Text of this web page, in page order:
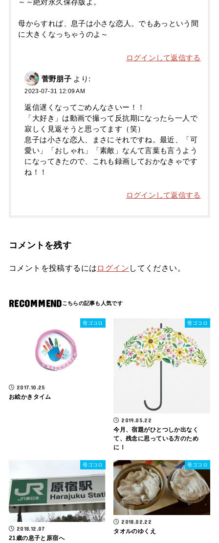
～～絶対永久保存版よ。
母からすれば、息子は小さな恋人。でもあっという間
に大きくなっちゃうのよ～
ログインして返信する
菅野朋子 より:
2023-07-31 12:09 AM
返信遅くなってごめんなさいー！！
「大好き」は動画で撮って反抗期になったら一人で
寂しく見返そうと思ってます（笑）
息子は小さな恋人、まさにそれですね。最近、「可
愛い」「おしゃれ」「素敵」なんて言葉も言うよう
になってきたので、これも録画しておかなきゃです
ね！！
ログインして返信する
コメントを残す
コメントを投稿するには ログイン してください。
RECOMMEND
母ゴコロ
2017.10.25
お絵かきタイム
母ゴコロ
2019.05.22
今月、宿題がひとつしか出なく
て、残念に思っている方のため
に！
母ゴコロ
2018.12.07
21歳の息子と原宿へ
母ゴコロ
2018.02.22
タオルのゆくえ